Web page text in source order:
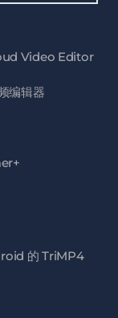
Video Editor
编辑器
的 TriMP4